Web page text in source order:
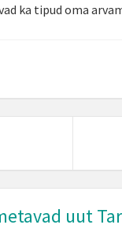
ka tipud oma
uut